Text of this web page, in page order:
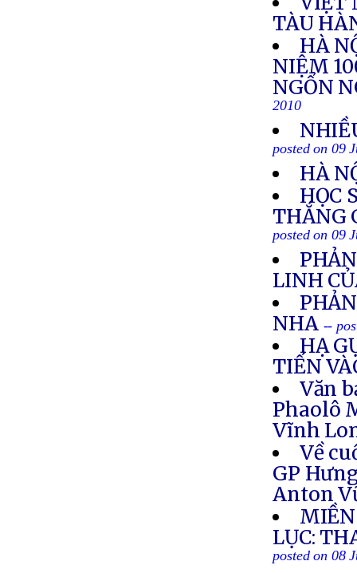
TÀU
HÀ
NIỆM
NGỔN
2010
posted on 09
HÀ
HỌC
THẮNG
posted on 09
LINH
NHA --
HẠ
TIẾN
Văn
Phaolô
Vĩnh
Về
GP
Anton
LỤC:
posted on 08